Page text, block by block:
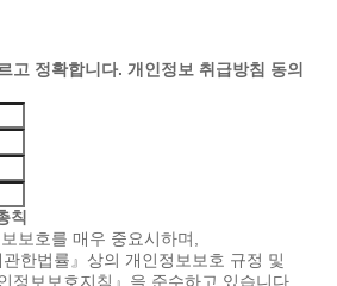
고 정확합니다. 개인정보 취급방침 동의
칙
보호를 매우 중요시하며,
관한법률』상의 개인정보보호 규정 및
정보보호지침』을 준수하고 있습니다.